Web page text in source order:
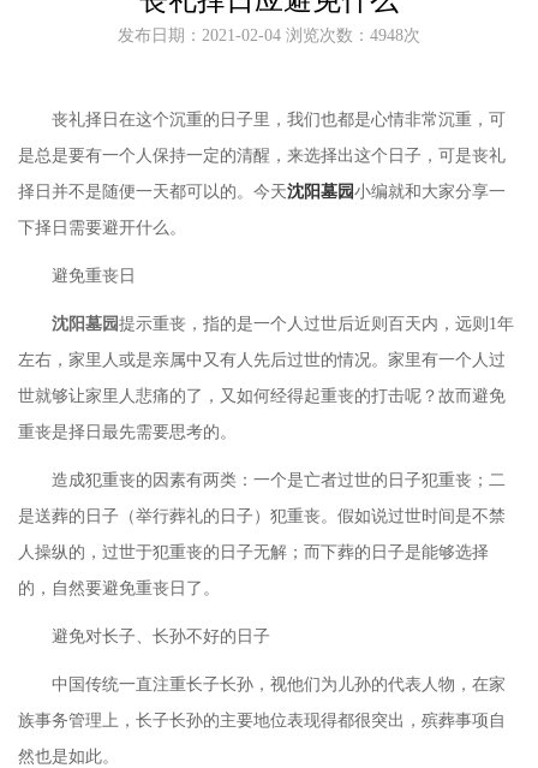
发布日期：2021-02-04 浏览次数：4948次
丧礼择日在这个沉重的日子里，我们也都是心情非常沉重，可
是总是要有一个人保持一定的清醒，来选择出这个日子，可是丧礼
择日并不是随便一天都可以的。今天沈阳墓园小编就和大家分享一
下择日需要避开什么。
避免重丧日
沈阳墓园提示重丧，指的是一个人过世后近则百天内，远则 1年
左右，家里人或是亲属中又有人先后过世的情况。家里有一个人过
世就够让家里人悲痛的了，又如何经得起重丧的打击呢？故而避免
重丧是择日最先需要思考的。
造成犯重丧的因素有两类：一个是亡者过世的日子犯重丧；二
是送葬的日子（举行葬礼的日子）犯重丧。假如说过世时间是不禁
人操纵的，过世于犯重丧的日子无解；而下葬的日子是能够选择
的，自然要避免重丧日了。
避免对长子、长孙不好的日子
中国传统一直注重长子长孙，视他们为儿孙的代表人物，在家
族事务管理上，长子长孙的主要地位表现得都很突出，殡葬事项自
然也是如此。